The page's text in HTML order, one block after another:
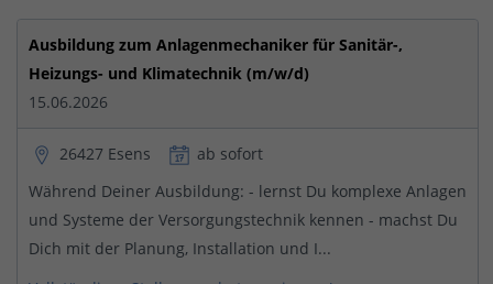
Ausbildung zum Anlagenmechaniker für Sanitär-,
Heizungs- und Klimatechnik (m/w/d)
15.06.2026
26427 Esens
ab sofort
Während Deiner Ausbildung: - lernst Du komplexe Anlagen
und Systeme der Versorgungstechnik kennen - machst Du
Dich mit der Planung, Installation und I...